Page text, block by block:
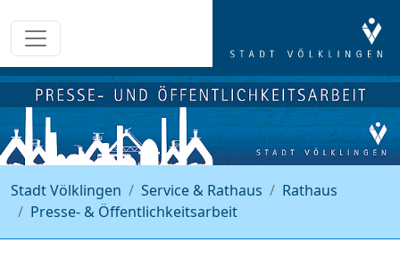
Stadt Völklingen Service & Rathaus
Rathaus
Presse- & Öffentlichkeitsarbeit